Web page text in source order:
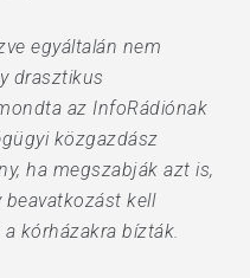
egyáltalán nem
drasztikus
az InfoRádiónak
közgazdász
ha megszabják azt is,
kell
kórházakra bízták.